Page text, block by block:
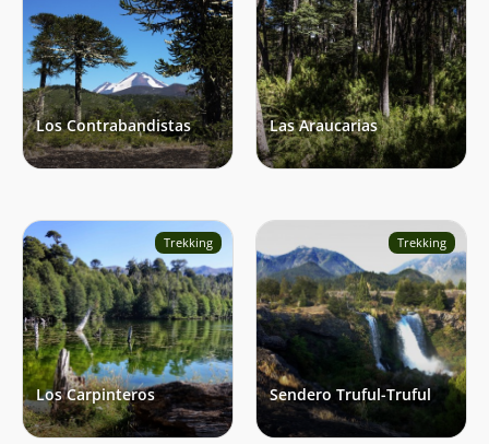
Los Contrabandistas Las Araucarias
Trekking
Los Carpinteros
Trekking
Sendero Truful-Truful